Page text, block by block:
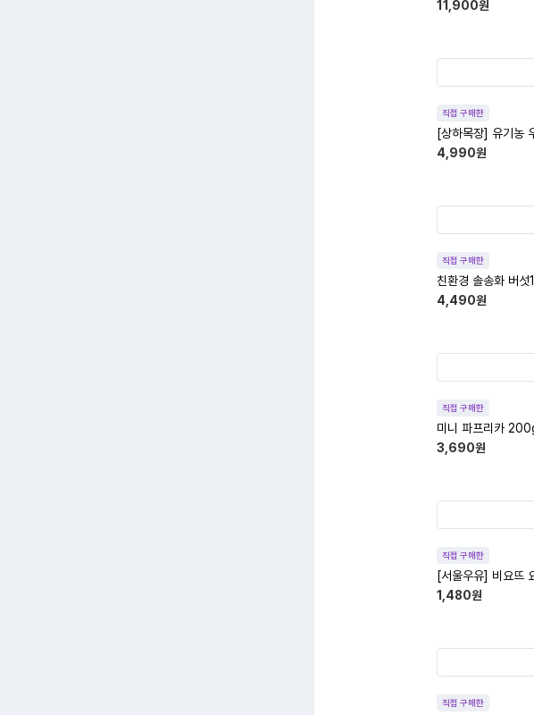
11,900원
직접 구매한
[상하목장] 유기농
4,990원
직접 구매한
친환경 솔송화 버
4,490원
직접 구매한
미니 파프리카
3,690원
직접 구매한
[서울우유] 비요뜨
1,480원
직접 구매한